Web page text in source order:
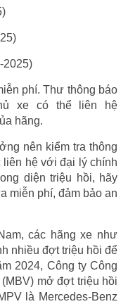
2025)
phí. Thư thông báo
xe có thể liên hệ
hãng.
nên kiểm tra thông
liên hệ với đại lý chính
diện triệu hồi, hãy
miễn phí, đảm bảo an
các hãng xe như
nhiều đợt triệu hồi để
2024, Công ty Công
mở đợt triệu hồi
là Mercedes-Benz